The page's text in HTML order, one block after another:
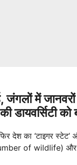
जंगलों में
को
देश का ‘टाइगर
of wildlife)